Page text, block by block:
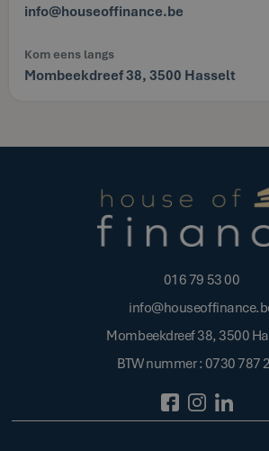
info@houseoffinance.be
Kom eens langs
Mombeekdreef 38, 3500 Hasselt
016 79 53 00
Mombeekdreef 38, 3500
BTW nummer : 0730 787